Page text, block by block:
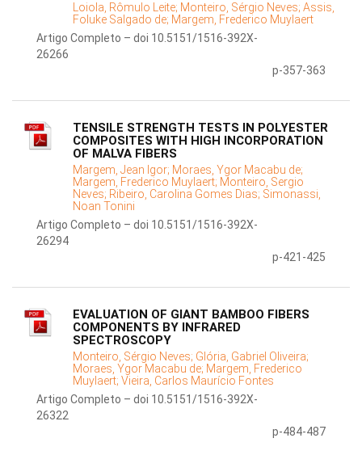
Loiola, Rômulo Leite; Monteiro, Sérgio Neves; Assis,
Foluke Salgado de; Margem, Frederico Muylaert
Artigo Completo – doi 10.5151/1516-392X-
26266
p-357-363
TENSILE STRENGTH TESTS IN POLYESTER
COMPOSITES WITH HIGH INCORPORATION
OF MALVA FIBERS
Margem, Jean Igor; Moraes, Ygor Macabu de;
Margem, Frederico Muylaert; Monteiro, Sergio
Neves; Ribeiro, Carolina Gomes Dias; Simonassi,
Noan Tonini
Artigo Completo – doi 10.5151/1516-392X-
26294
p-421-425
EVALUATION OF GIANT BAMBOO FIBERS
COMPONENTS BY INFRARED
SPECTROSCOPY
Monteiro, Sérgio Neves; Glória, Gabriel Oliveira;
Moraes, Ygor Macabu de; Margem, Frederico
Muylaert; Vieira, Carlos Maurício Fontes
Artigo Completo – doi 10.5151/1516-392X-
26322
p-484-487